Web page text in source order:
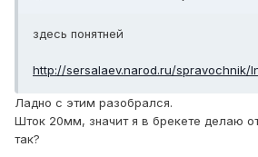
здесь понятней
http://sersalaev.narod.ru/spravochnik/
Ладно с этим разобрался.
Шток 20мм, значит я в брекете делаю
так?